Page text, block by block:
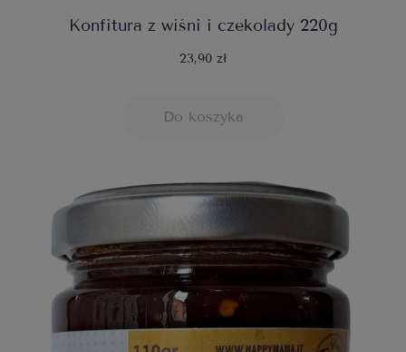
Konfitura z wiśni i czekolady 220g
23,90 zł
Do koszyka